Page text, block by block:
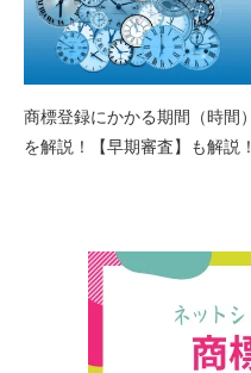
商標登録にかかる期間（時間）
を解説！【早期審査】も解説！